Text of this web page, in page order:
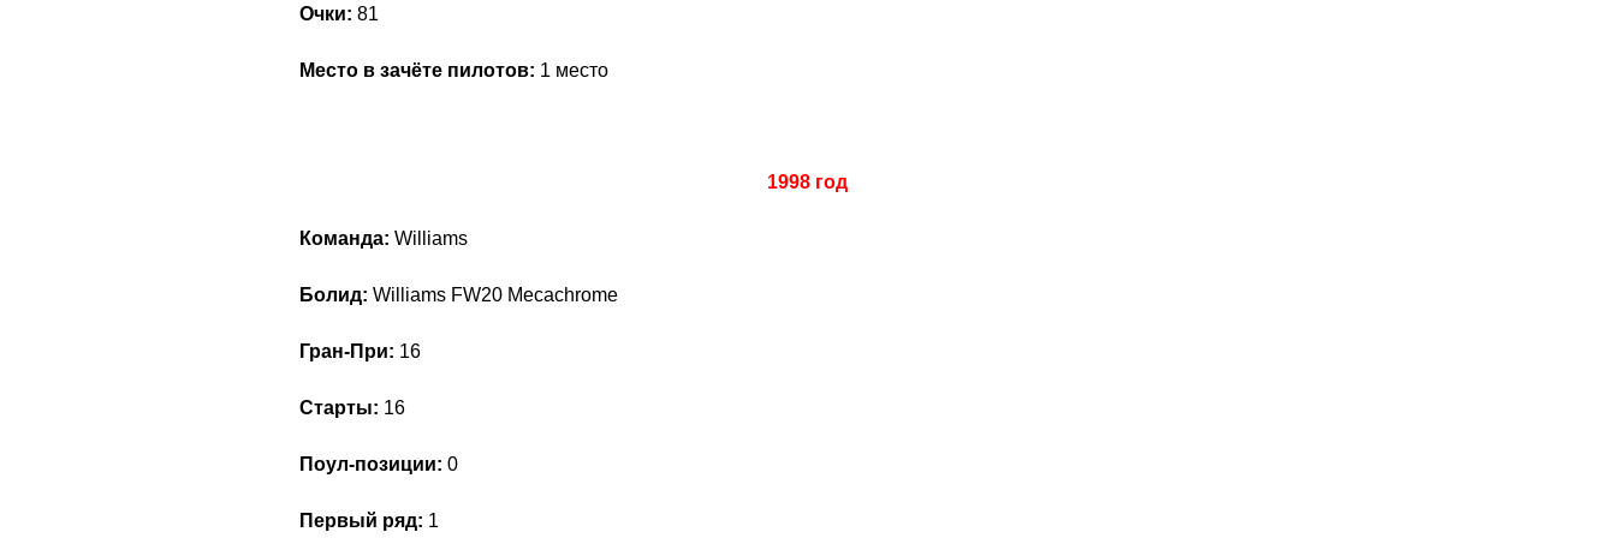
Очки: 81
Место в зачёте пилотов: 1 место
1998 год
Команда: Williams
Болид: Williams FW20 Mecachrome
Гран-При: 16
Старты: 16
Поул-позиции: 0
Первый ряд: 1